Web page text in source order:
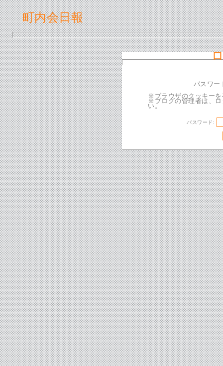
町内会日報
パスワー
※ブラウザのクッキー
※ブログの管理者は、
い。
パスワード: